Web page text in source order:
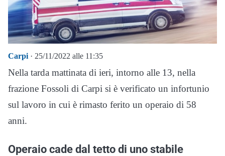
Carpi · 25/11/2022 alle 11:35
Nella tarda mattinata di ieri, intorno alle 13, nella
frazione Fossoli di Carpi si è verificato un infortunio
sul lavoro in cui è rimasto ferito un operaio di 58
anni.
Operaio cade dal tetto di uno stabile